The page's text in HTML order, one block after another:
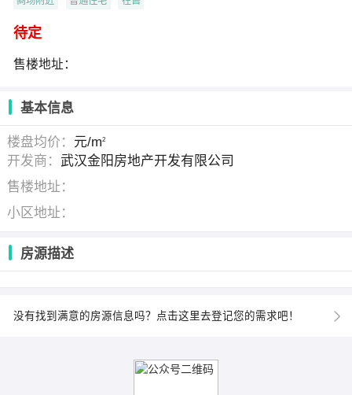
待定
售楼地址：
基本信息
楼盘均价： 元/m2
开发商： 武汉金阳房地产开发有限公司
售楼地址：
小区地址：
房源描述
没有找到满意的房源信息吗？点击这里去登记您的需求吧！